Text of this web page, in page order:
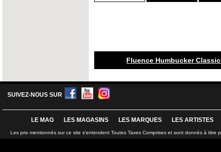
Fluence Humbucker
SUIVEZ-NOUS SUR
LE MAG LES MAGASINS LES MARQUES LES ARTISTES
Les prix mentionnés sur ce site s'entendent Toutes Taxes Comprises et sont donnés à